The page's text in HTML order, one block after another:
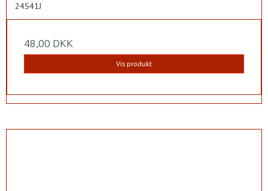
24S41J
48,00 DKK
Vis produkt